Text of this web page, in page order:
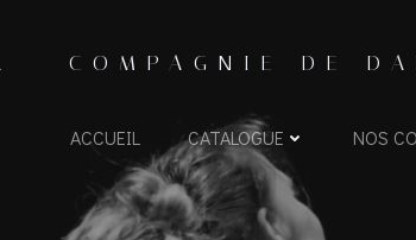
COMPAGNIE DE
ACCUEIL CATALOGUE NOS